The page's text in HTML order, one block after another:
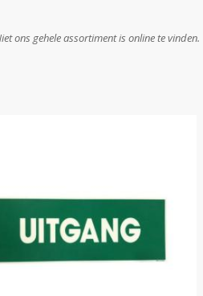
ons gehele assortiment is online te vinden.